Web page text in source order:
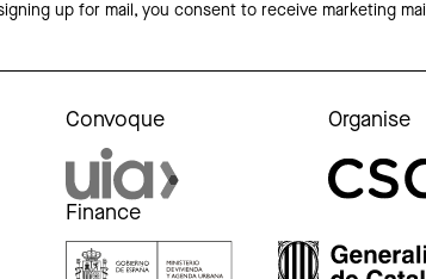
up for mail, you consent to receive marketing
Convoque Organise
Finance